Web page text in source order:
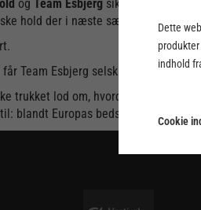
og Team Esbjerg sikrede sig en
hold der i næste sæson skal spille
Team Esbjerg selskab af
Odense
trukket lod om, hvordan
blandt Europas bedste.
Dette
indhold
Cookie